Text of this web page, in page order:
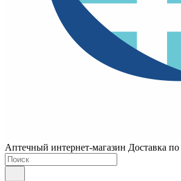
Аптечный интернет-магазин Доставка по